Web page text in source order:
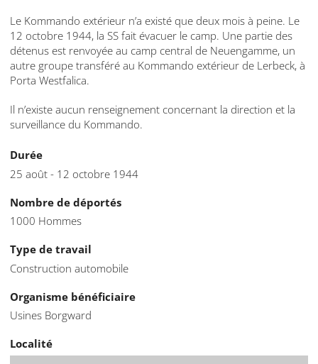
Le Kommando extérieur n’a existé que deux mois à peine. Le
12 octobre 1944, la SS fait évacuer le camp. Une partie des
détenus est renvoyée au camp central de Neuengamme, un
autre groupe transféré au Kommando extérieur de Lerbeck, à
Porta Westfalica.
Il n’existe aucun renseignement concernant la direction et la
surveillance du Kommando.
Durée
25 août - 12 octobre 1944
Nombre de déportés
1000 Hommes
Type de travail
Construction automobile
Organisme bénéficiaire
Usines Borgward
Localité